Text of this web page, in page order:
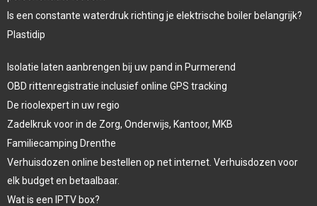
Is een constante waterdruk richting je elektrische boiler belangrijk?
Plastidip
Isolatie laten aanbrengen bij uw pand in Purmerend
OBD rittenregistratie inclusief online GPS tracking
De rioolexpert in uw regio
Zadelkruk voor in de Zorg, Onderwijs, Kantoor, MKB
Familiecamping Drenthe
Verhuisdozen online bestellen op net internet. Verhuisdozen voor
elk budget en betaalbaar.
Wat is een IPTV box?